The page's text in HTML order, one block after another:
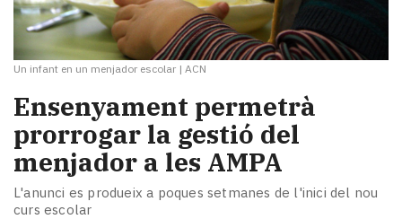
Un infant en un menjador escolar | ACN
Ensenyament permetrà
prorrogar la gestió del
menjador a les AMPA
L'anunci es produeix a poques setmanes de l'inici del nou
curs escolar